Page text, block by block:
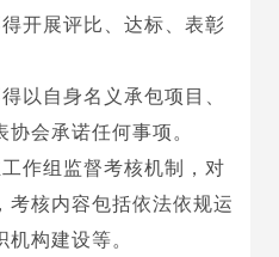
开展评比、达标、表彰
以自身名义承包项目、
会承诺任何事项。
作组监督考核机制，对
考核内容包括依法依规运
构建设等。